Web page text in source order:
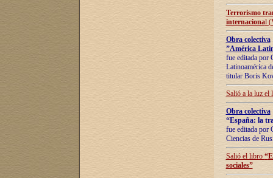
Terrorismo
internacional
Obra colectiva
”América
fue editada por
Latinoamérica
titular Boris
Salió a la luz el
Obra colectiva
“España: la
fue editada por
Ciencias de
Salió el libro “
sociales”